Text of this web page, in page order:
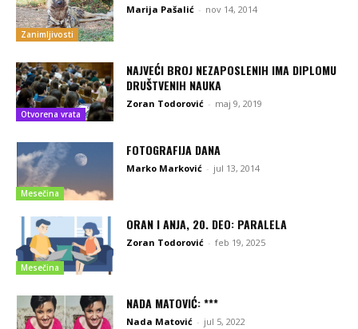
Zanimljivosti
Marija Pašalić - nov 14, 2014
Otvorena vrata
NAJVEĆI BROJ NEZAPOSLENIH IMA DIPLOMU
DRUŠTVENIH NAUKA
Zoran Todorović - maj 9, 2019
Mesečina
FOTOGRAFIJA DANA
Marko Marković - jul 13, 2014
Mesečina
ORAN I ANJA, 20. DEO: PARALELA
Zoran Todorović - feb 19, 2025
NADA MATOVIĆ: ***
Nada Matović - jul 5, 2022